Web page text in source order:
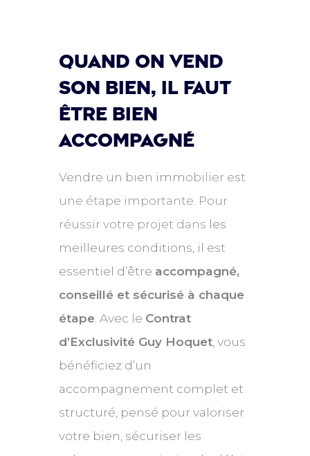
quand on vend
son bien, Il faut
être bien
accompagné
Vendre un bien immobilier est
une étape importante. Pour
réussir votre projet dans les
meilleures conditions, il est
essentiel d’être accompagné,
conseillé et sécurisé à chaque
étape . Avec le Contrat
d’Exclusivité Guy Hoquet , vous
bénéficiez d’un
accompagnement complet et
structuré, pensé pour valoriser
votre bien, sécuriser les